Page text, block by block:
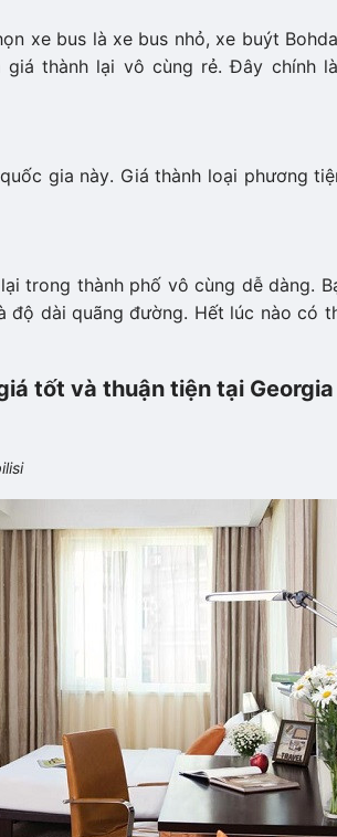
xe bus là xe bus nhỏ, xe buýt
thành lại vô cùng rẻ. Đây chính
gia này. Giá thành loại phương
trong thành phố vô cùng dễ dàng.
dài quãng đường. Hết lúc nào có
tốt và thuận tiện tại Georgia